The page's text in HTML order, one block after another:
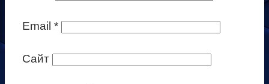
Email *
Сайт